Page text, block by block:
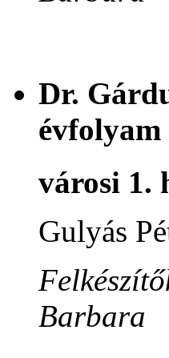
Dr.
évfolyam
városi 1.
Gulyás
Barbara